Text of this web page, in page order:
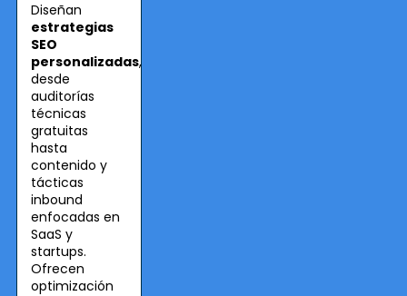
Diseñan
estrategias
SEO
personalizadas,
desde
auditorías
técnicas
gratuitas
hasta
contenido y
tácticas
inbound
enfocadas en
SaaS y
startups.
Ofrecen
optimización